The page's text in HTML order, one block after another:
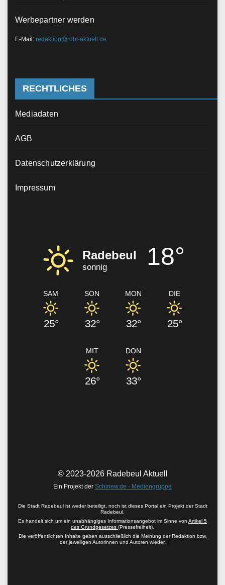
Werbepartner werden
E-Mail: redaktion@rdbl-aktuell.de
RECHTLICHES
Mediadaten
AGB
Datenschutzerklärung
Impressum
Radebeul
sonnig 18°
SAM
25°
SON
32°
MON
32°
DIE
25°
MIT
26°
DON
33°
© 2023-2026 Radebeul Aktuell
Ein Projekt der Schinew.de - Mediengruppe
Die Stadt Radebeul ist weder beteiligt, noch ist dieses Portal ein Projekt der Stadt
Radebeul.
Es handelt sich um ein unabhängiges Informationsangebot im Sinne von Artikel 5
des Grundgesetzes (Pressefreiheit).
Die veröffentlichten Inhalte geben ausschließlich die Meinung der Redaktion bzw.
der jeweiligen Autorinnen und Autoren wieder.